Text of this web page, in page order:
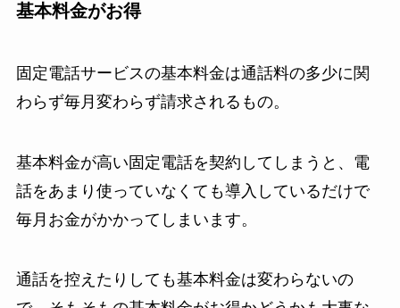
基本料金がお得
固定電話サービスの基本料金は通話料の多少に関
わらず毎月変わらず請求されるもの。
基本料金が高い固定電話を契約してしまうと、電
話をあまり使っていなくても導入しているだけで
毎月お金がかかってしまいます。
通話を控えたりしても基本料金は変わらないの